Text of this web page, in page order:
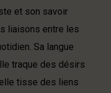
et son savoir
liaisons entre les
Sa langue
traque des désirs
tisse des liens